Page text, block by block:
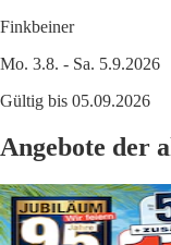
Finkbeiner
Mo. 3.8. - Sa. 5.9.2026
Gültig bis 05.09.2026
Angebote der